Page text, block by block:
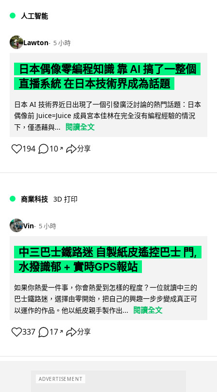
人工智能
Lawton 5 小時
日本偶像零編程知識 靠 AI 搞了一整個
直播系統 在日本技術界成為話題
日本 AI 技術界近日出現了一個引發廣泛討論的熱門話題：日本
偶像前 Juice=Juice 成員宮本佳林在完全沒有編程經驗的情況
下，僅憑藉與...
閱讀全文
194 10 ↗ 分享
商業科技 3D 打印
Vin 5 小時
中三巴士鐵路迷 自製紙皮遙控巴士 門,
水撥識郁 + 實時GPS報站
如果你熱愛一件事，你會熱愛到怎樣的程度？一位就讀中三的
巴士鐵路迷，選擇由零開始，把自己的興趣一步步變成真正可
以運作的作品。他以紙皮親手製作出...
閱讀全文
337 17 ↗ 分享
ADVERTISEMENT